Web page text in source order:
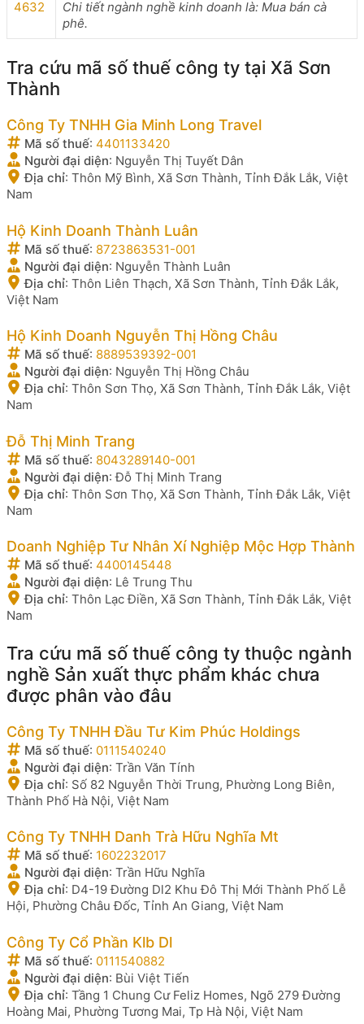
4632
Chi tiết ngành nghề kinh doanh là: Mua bán cà
phê.
Tra cứu mã số thuế công ty tại Xã Sơn
Thành
Công Ty TNHH Gia Minh Long Travel
Mã số thuế: 4401133420
Người đại diện: Nguyễn Thị Tuyết Dân
Địa chỉ: Thôn Mỹ Bình, Xã Sơn Thành, Tỉnh Đắk Lắk, Việt
Nam
Hộ Kinh Doanh Thành Luân
Mã số thuế: 8723863531-001
Người đại diện: Nguyễn Thành Luân
Địa chỉ: Thôn Liên Thạch, Xã Sơn Thành, Tỉnh Đắk Lắk,
Việt Nam
Hộ Kinh Doanh Nguyễn Thị Hồng Châu
Mã số thuế: 8889539392-001
Người đại diện: Nguyễn Thị Hồng Châu
Địa chỉ: Thôn Sơn Thọ, Xã Sơn Thành, Tỉnh Đắk Lắk, Việt
Nam
Đỗ Thị Minh Trang
Mã số thuế: 8043289140-001
Người đại diện:Đỗ Thị Minh Trang
Địa chỉ: Thôn Sơn Thọ, Xã Sơn Thành, Tỉnh Đắk Lắk, Việt
Nam
Doanh Nghiệp Tư Nhân Xí Nghiệp Mộc Hợp Thành
Mã số thuế: 4400145448
Người đại diện: Lê Trung Thu
Địa chỉ: Thôn Lạc Điền, Xã Sơn Thành, Tỉnh Đắk Lắk, Việt
Nam
Tra cứu mã số thuế công ty thuộc ngành
nghề Sản xuất thực phẩm khác chưa
được phân vào đâu
Công Ty TNHH Đầu Tư Kim Phúc Holdings
Mã số thuế: 0111540240
Người đại diện: Trần Văn Tính
Địa chỉ: Số 82 Nguyễn Thời Trung, Phường Long Biên,
Thành Phố Hà Nội, Việt Nam
Công Ty TNHH Danh Trà Hữu Nghĩa Mt
Mã số thuế: 1602232017
Người đại diện: Trần Hữu Nghĩa
Địa chỉ: D4-19 Đường Dl2 Khu Đô Thị Mới Thành Phố Lễ
Hội, Phường Châu Đốc, Tỉnh An Giang, Việt Nam
Công Ty Cổ Phần Klb Dl
Mã số thuế: 0111540882
Người đại diện: Bùi Việt Tiến
Địa chỉ: Tầng 1 Chung Cư Feliz Homes, Ngõ 279 Đường
Hoàng Mai, Phường Tương Mai, Tp Hà Nội, Việt Nam